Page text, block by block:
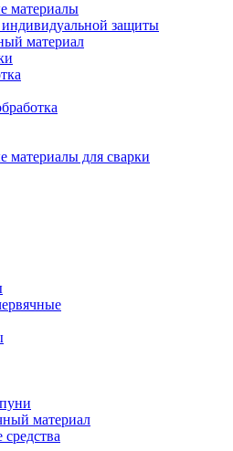
материалы
индивидуальной защиты
материал
материалы для сварки
материал